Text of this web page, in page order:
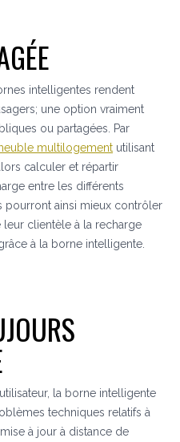
intelligentes rendent
une option vraiment
ou partagées. Par
multilogement utilisant
calculer et répartir
entre les différents
pourront ainsi mieux contrôler
leur clientèle à la recharge
à la borne intelligente.
la borne intelligente
techniques relatifs à
à jour à distance de